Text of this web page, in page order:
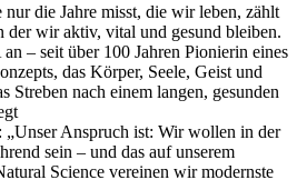
nur die Jahre misst, die wir leben, zählt
der wir aktiv, vital und gesund bleiben.
– seit über 100 Jahren Pionierin eines
das Körper, Seele, Geist und
nach einem langen, gesunden
Anspruch ist: Wir wollen in der
sein – und das auf unserem
Science vereinen wir modernste